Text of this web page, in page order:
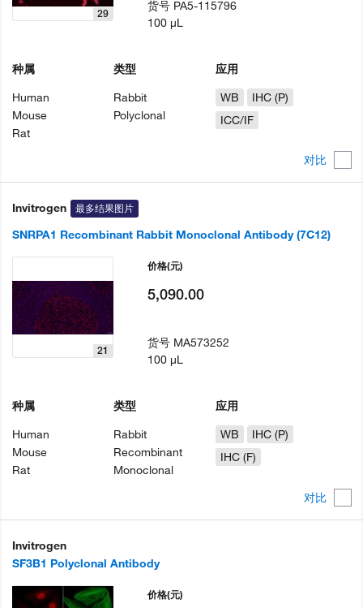
对比
29
种属
Human
Mouse
Rat
类型
Rabbit
Polyclonal
应用
WB
IHC (P)
ICC/IF
货号 PA5-115796
100 µL
Invitrogen 最多结果图片
SNRPA1 Recombinant Rabbit Monoclonal Antibody (7C12)
对比
21
种属
Human
Mouse
Rat
类型
Rabbit
Recombinant
Monoclonal
应用
WB
IHC (P)
IHC (F)
价格(元)
5,090.00
货号 MA573252
100 µL
Invitrogen
SF3B1 Polyclonal Antibody
价格(元)